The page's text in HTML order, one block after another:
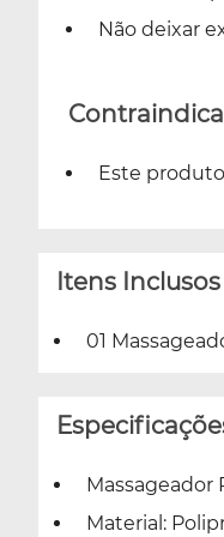
Não deixar
Este
Itens Inclusos
01
Massageador
Material: